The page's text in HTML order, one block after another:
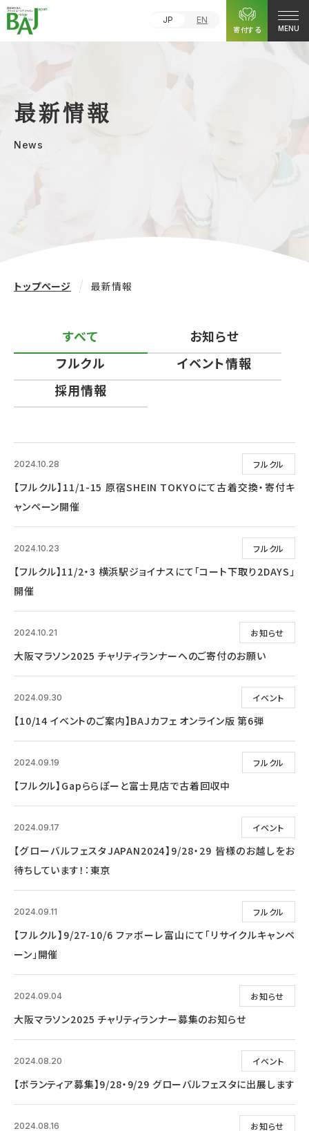
JP
EN
寄付する
MENU
最新情報
News
トップページ 最新情報
すべて
お知らせ
フルクル
イベント情報
採用情報
フルクル
2024.10.28
【フルクル】11/1-15 原宿SHEIN TOKYOにて古着交換・寄付キ
ャンペーン開催
フルクル
2024.10.23
【フルクル】11/2・3 横浜駅ジョイナスにて「コート下取り2DAYS」
開催
お知らせ
2024.10.21
大阪マラソン2025 チャリティランナーへのご寄付のお願い
イベント
2024.09.30
【10/14 イベントのご案内】BAJカフェ オンライン版 第6弾
フルクル
2024.09.19
【フルクル】Gapららぽーと富士見店で古着回収中
イベント
2024.09.17
【グローバルフェスタJAPAN2024】9/28・29 皆様のお越しをお
待ちしています！：東京
フルクル
2024.09.11
【フルクル】9/27-10/6 ファボーレ富山にて「リサイクルキャンペ
ーン」開催
お知らせ
2024.09.04
大阪マラソン2025 チャリティランナー募集のお知らせ
イベント
2024.08.20
【ボランティア募集】9/28・9/29 グローバルフェスタに出展します
お知らせ
2024.08.16